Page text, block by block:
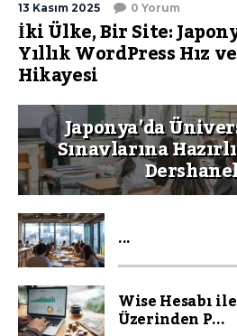
13 Kasım 2025 0 Yorum
İki Ülke, Bir Site:
Yıllık WordPress Hız
Hikayesi
Japonya’da
Sınavlarına
...
Wise Hesabı
Üzerinden P...